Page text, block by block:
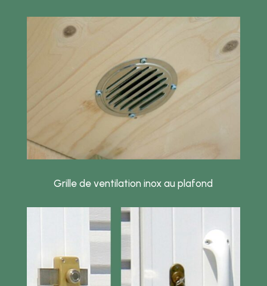
Grille de ventilation inox au plafond